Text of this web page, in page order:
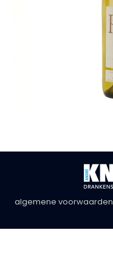
algemene voorwaarden